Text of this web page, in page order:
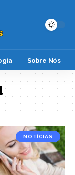
Sobre Nós
NOTÍCIAS